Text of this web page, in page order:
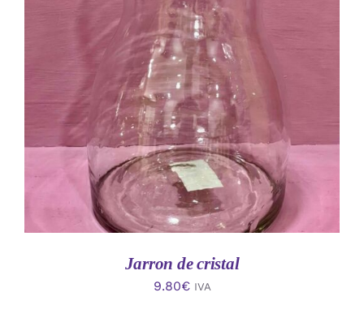
AÑADIR AL CARRITO
DETALLES
Jarron de cristal
9.80€ IVA